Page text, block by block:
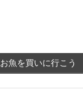
お魚を買いに行こう